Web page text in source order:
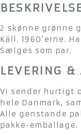
2 skønne grønne
Käll. 1960’erne.
Sælges som par.
LEVERING &
Vi sender hurtigt
hele Danmark,
Alle genstande
pakke-emballage.